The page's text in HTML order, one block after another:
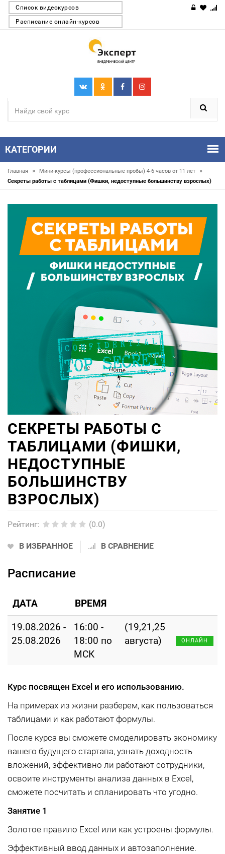
Список видеокурсов
Расписание онлайн-курсов
КАТЕГОРИИ
Главная » Мини-курсы (профессиональные пробы) 4-6 часов от 11 лет »
Секреты работы с таблицами (Фишки, недоступные большинству взрослых)
СЕКРЕТЫ РАБОТЫ С
ТАБЛИЦАМИ (ФИШКИ,
НЕДОСТУПНЫЕ
БОЛЬШИНСТВУ
ВЗРОСЛЫХ)
Рейтинг: (0.0)
В ИЗБРАННОЕ В СРАВНЕНИЕ
Расписание
ДАТА ВРЕМЯ
19.08.2026 -
25.08.2026
16:00 -
18:00 по
МСК
(19,21,25
августа)
ОНЛАЙН
Курс посвящен Excel и его использованию.
На примерах из жизни разберем, как пользоваться
таблицами и как работают формулы.
После курса вы сможете смоделировать экономику
вашего будущего стартапа, узнать доходность
вложений, эффективно ли работают сотрудники,
освоите инструменты анализа данных в Excel,
сможете посчитать и спланировать что угодно.
Занятие 1
Золотое правило Excel или как устроены формулы.
Эффективный ввод данных и автозаполнение.